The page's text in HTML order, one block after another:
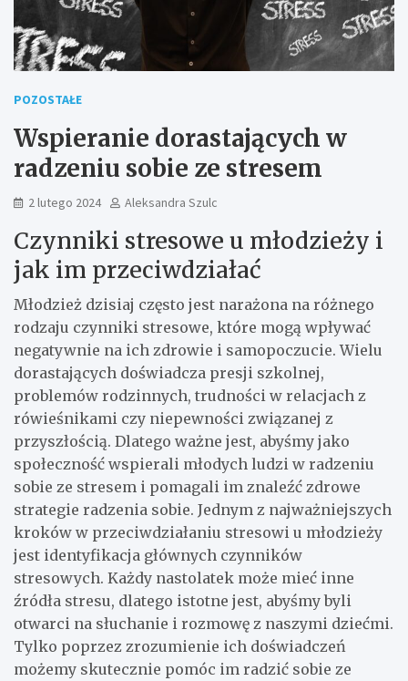
POZOSTAŁE
Wspieranie dorastających w
radzeniu sobie ze stresem
2 lutego 2024 Aleksandra Szulc
Czynniki stresowe u młodzieży i
jak im przeciwdziałać
Młodzież dzisiaj często jest narażona na różnego
rodzaju czynniki stresowe, które mogą wpływać
negatywnie na ich zdrowie i samopoczucie. Wielu
dorastających doświadcza presji szkolnej,
problemów rodzinnych, trudności w relacjach z
rówieśnikami czy niepewności związanej z
przyszłością. Dlatego ważne jest, abyśmy jako
społeczność wspierali młodych ludzi w radzeniu
sobie ze stresem i pomagali im znaleźć zdrowe
strategie radzenia sobie. Jednym z najważniejszych
kroków w przeciwdziałaniu stresowi u młodzieży
jest identyfikacja głównych czynników
stresowych. Każdy nastolatek może mieć inne
źródła stresu, dlatego istotne jest, abyśmy byli
otwarci na słuchanie i rozmowę z naszymi dziećmi.
Tylko poprzez zrozumienie ich doświadczeń
możemy skutecznie pomóc im radzić sobie ze